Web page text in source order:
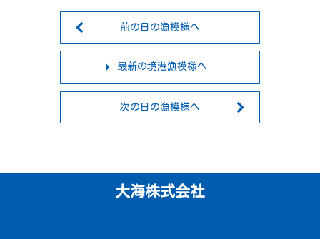
前の日の漁模様へ
最新の境港漁模様へ
次の日の漁模様へ
大海株式会社